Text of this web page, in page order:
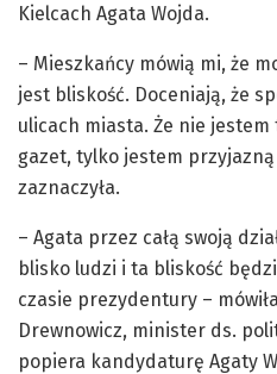
Kielcach Agata Wojda.
– Mieszkańcy mówią mi, że
jest bliskość. Doceniają, że
ulicach miasta. Że nie
gazet, tylko jestem
zaznaczyła.
– Agata przez całą swoją
blisko ludzi i ta bliskość
czasie prezydentury –
Drewnowicz, minister ds.
popiera kandydaturę Agaty